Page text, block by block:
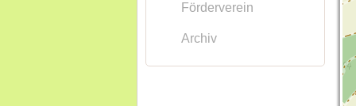
Förderverein
Archiv